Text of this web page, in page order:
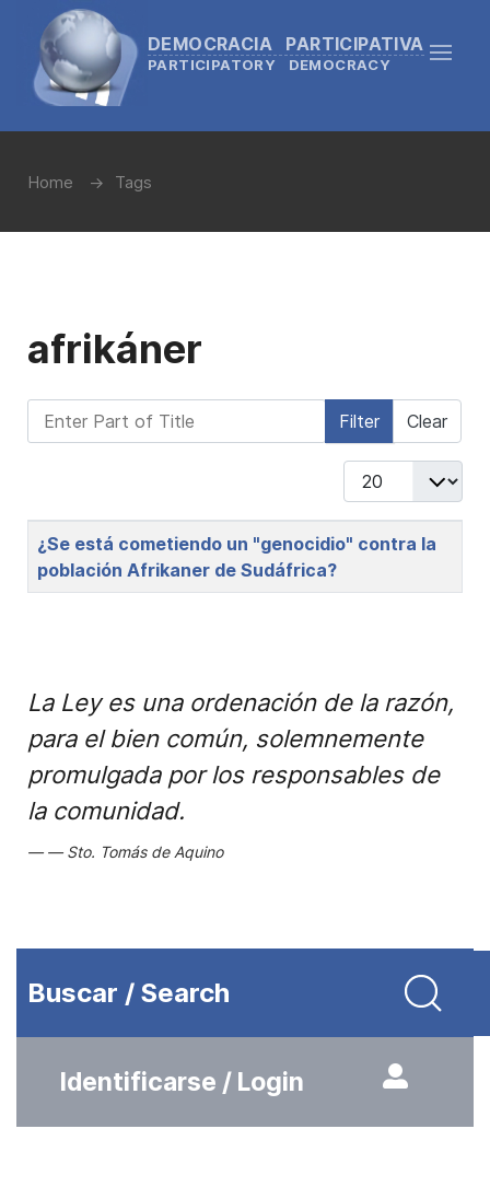
DEMOCRACIA PARTICIPATIVA
PARTICIPATORY DEMOCRACY
Home Tags
afrikáner
Enter Part of Title Filter Clear
Display #
Title
¿Se está cometiendo un "genocidio" contra la
población Afrikaner de Sudáfrica?
La Ley es una ordenación de la razón,
para el bien común, solemnemente
promulgada por los responsables de
la comunidad.
Sto. Tomás de Aquino
Buscar / Search
Identificarse / Login